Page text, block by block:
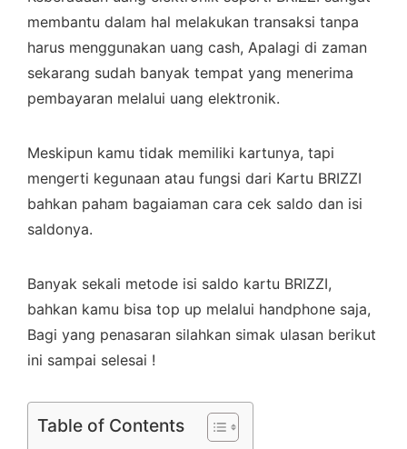
membantu dalam hal melakukan transaksi tanpa
harus menggunakan uang cash, Apalagi di zaman
sekarang sudah banyak tempat yang menerima
pembayaran melalui uang elektronik.
Meskipun kamu tidak memiliki kartunya, tapi
mengerti kegunaan atau fungsi dari Kartu BRIZZI
bahkan paham bagaiaman cara cek saldo dan isi
saldonya.
Banyak sekali metode isi saldo kartu BRIZZI,
bahkan kamu bisa top up melalui handphone saja,
Bagi yang penasaran silahkan simak ulasan berikut
ini sampai selesai !
Table of Contents